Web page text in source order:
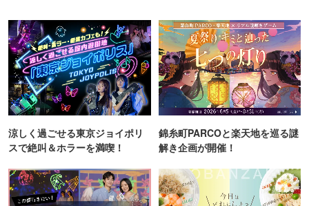
涼しく過ごせる東京ジョイポリ
スで絶叫＆ホラーを満喫！
錦糸町PARCOと楽天地を巡る謎
解き企画が開催！